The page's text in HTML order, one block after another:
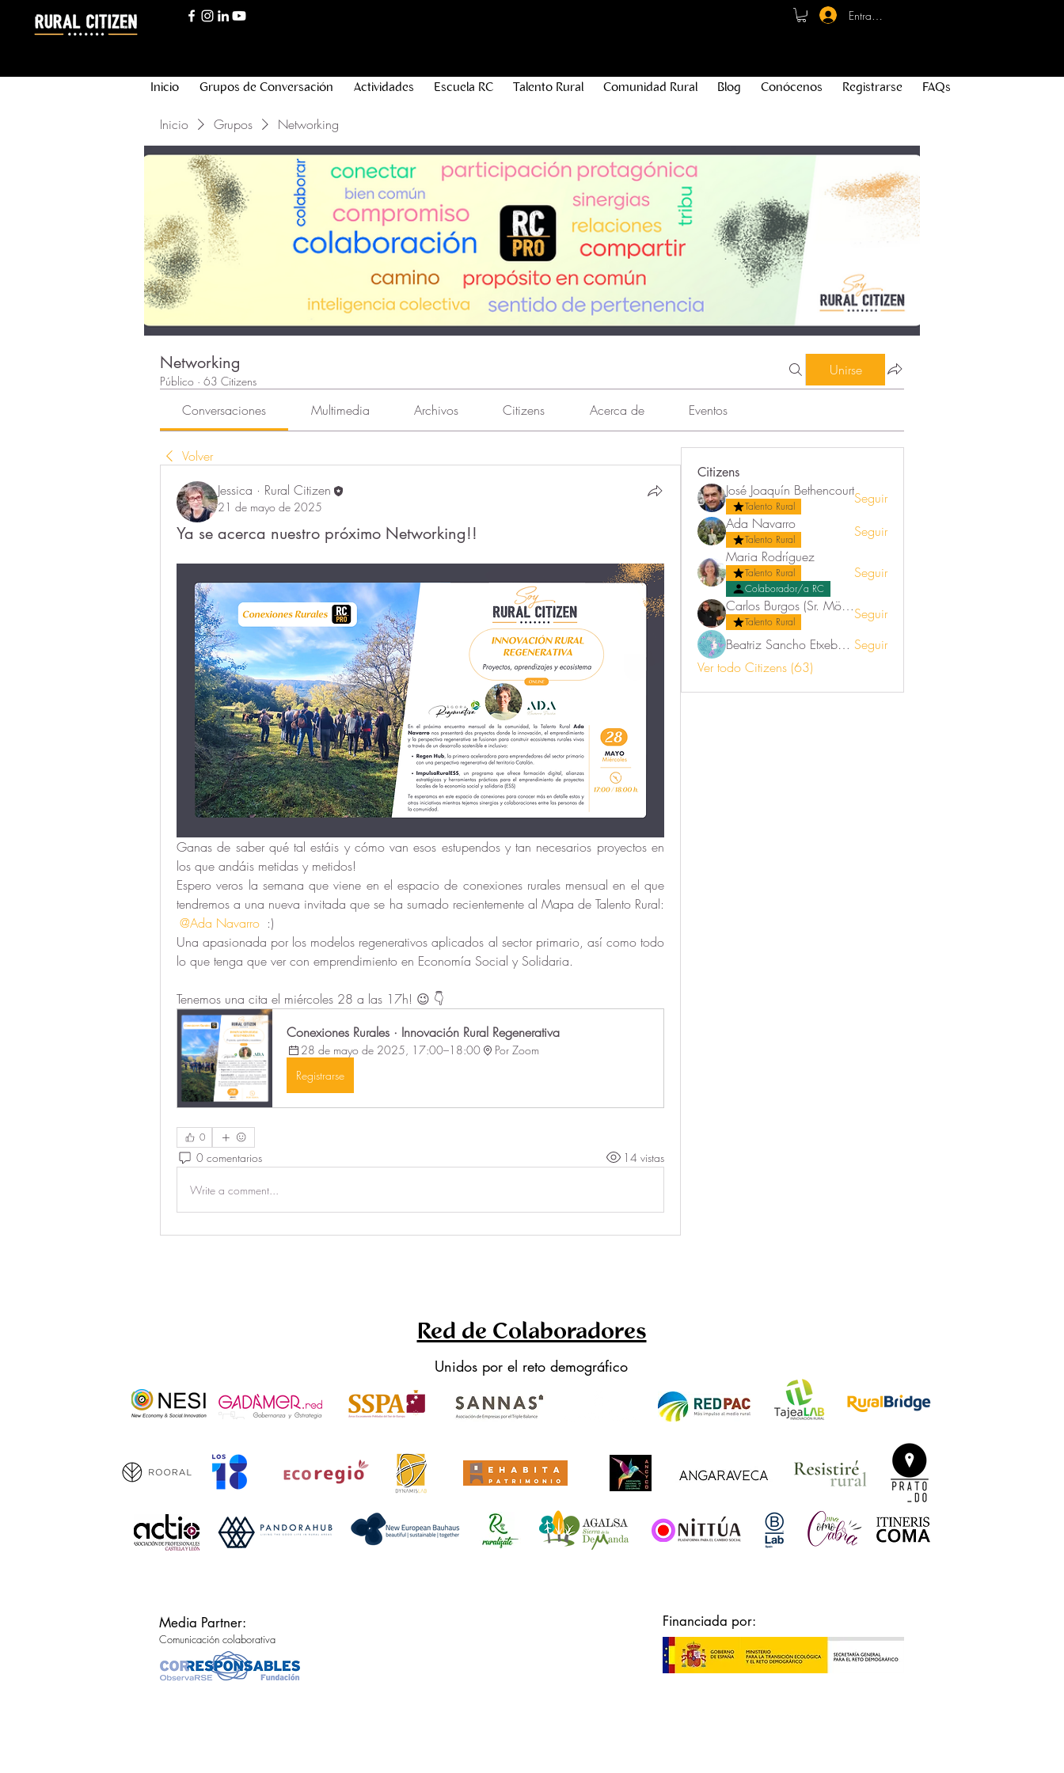
Entrar - Registro
Inicio Grupos de Conversación Actividades Escuela RC Talento Rural Comunidad Rural Blog Conócenos Registrarse FAQs
Inicio Grupos Networking
Networking
Público · 63 Citizens
Unirse
Conversaciones Multimedia Archivos Citizens Acerca de Eventos
Volver
Jessica · Rural Citizen
21 de mayo de 2025
Ya se acerca nuestro próximo Networking!!
Ganas de saber qué tal estáis y cómo van esos estupendos y tan necesarios proyectos en
los que andáis metidas y metidos!
Espero veros la semana que viene en el espacio de conexiones rurales mensual en el que
@Ada Navarro :)
Una apasionada por los modelos regenerativos aplicados al sector primario, así como todo
lo que tenga que ver con emprendimiento en Economía Social y Solidaria.
Tenemos una cita el miércoles 28 a las 17h! 😉 👇
Conexiones Rurales · Innovación Rural Regenerativa
28 de mayo de 2025, 17:00–18:00
Por Zoom
Registrarse
0
0 comentarios 14 vistas
Write a comment...
Citizens
José Joaquín Bethencourt
Talento Rural
Seguir
Ada Navarro
Talento Rural
Seguir
Maria Rodríguez
Talento Rural
Colaborador/a RC
Seguir
Carlos Burgos (Sr. Mörez)
Talento Rural
Seguir
Beatriz Sancho Etxeberria Seguir
Ver todo Citizens (63)
Red de Colaboradores
Unidos por el reto demográfico
Media Partner:
Comunicación colaborativa
Financiada por: